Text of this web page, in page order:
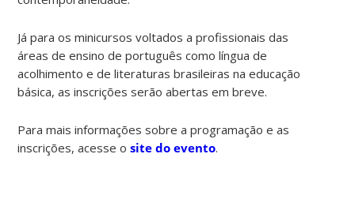
Já para os minicursos voltados a profissionais das
áreas de ensino de português como língua de
acolhimento e de literaturas brasileiras na educação
básica, as inscrições serão abertas em breve.
Para mais informações sobre a programação e as
inscrições, acesse osite do evento.